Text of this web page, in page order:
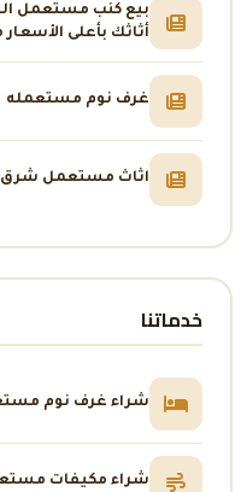
بيع كنب مستعمل
أثاثك بأعلى
غرف نوم مستعمله
اثاث مستعمل شرق
خدماتنا
شراء غرف نوم
شراء مكيفات